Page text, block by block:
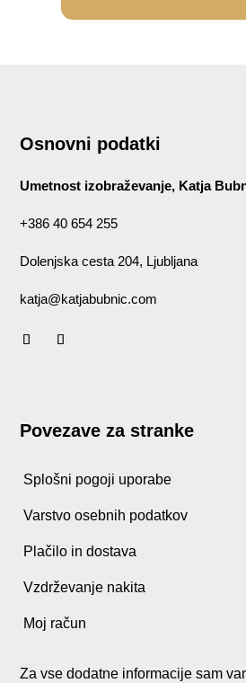
Osnovni podatki
Umetnost izobraževanje, Katja
+386 40 654 255
Dolenjska cesta 204, Ljubljana
katja@katjabubnic.com
Povezave za stranke
Splošni pogoji uporabe
Varstvo osebnih podatkov
Plačilo in dostava
Vzdrževanje nakita
Moj račun
Za vse dodatne informacije sam